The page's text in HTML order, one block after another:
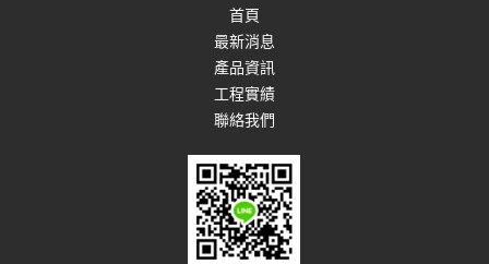
首頁
最新消息
產品資訊
工程實績
聯絡我們